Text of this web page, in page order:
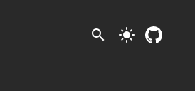
search light_mode